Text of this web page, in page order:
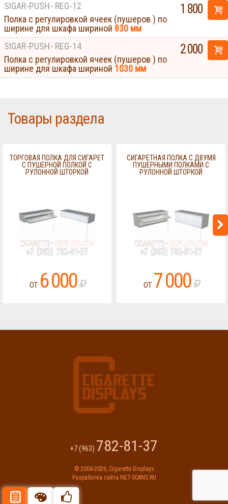
Displays
Описание Цвета отделки
SIGAR-PUSH- REG-12
Полка с регулировкой ячеек (пушеров ) по
ширине для шкафа шириной 830 мм
1 800
SIGAR-PUSH- REG-14
Полка с регулировкой ячеек (пушеров ) по
ширине для шкафа шириной 1030 мм
2 000
Товары раздела
ТОРГОВАЯ ПОЛКА ДЛЯ СИГАРЕТ
С ПУШЕРНОЙ ПОЛКОЙ С
РУЛОННОЙ ШТОРКОЙ
ОТ 6 000
СИГАРЕТНАЯ ПОЛКА С ДВУМЯ
ПУШЕРНЫМИ ПОЛКАМИ С
РУЛОННОЙ ШТОРКОЙ
ОТ 7 000
+7 (963) 782-81-37
© 2004-2026, Cigarette Displays
Разработка сайта NET-SCANS.RU